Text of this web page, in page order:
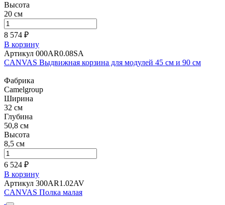
Высота
20 см
8 574 ₽
В корзину
Артикул 000AR0.08SA
CANVAS Выдвижная корзина для модулей 45 см и 90 см
Фабрика
Camelgroup
Ширина
32 см
Глубина
50,8 см
Высота
8,5 см
6 524 ₽
В корзину
Артикул 300AR1.02AV
CANVAS Полка малая